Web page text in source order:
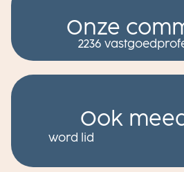
Onze
2236
Ook
word lid